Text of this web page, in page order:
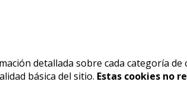
detallada sobre cada categoría de
básica del sitio. Estas cookies no